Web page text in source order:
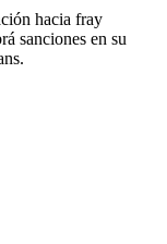
hacia fray
sanciones en su